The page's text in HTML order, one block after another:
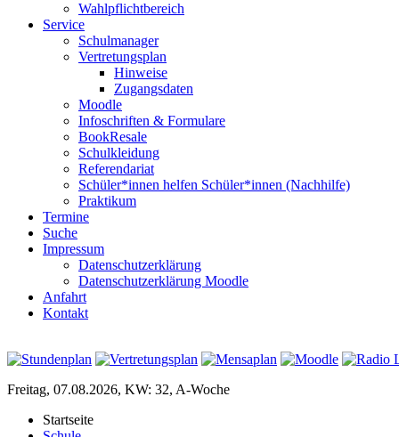
Wahlpflichtbereich
Service
Schulmanager
Vertretungsplan
Hinweise
Zugangsdaten
Moodle
Infoschriften & Formulare
BookResale
Schulkleidung
Referendariat
Schüler*innen helfen Schüler*innen (Nachhilfe)
Praktikum
Termine
Suche
Impressum
Datenschutzerklärung
Datenschutzerklärung Moodle
Anfahrt
Kontakt
Freitag, 07.08.2026, KW: 32, A-Woche
Startseite